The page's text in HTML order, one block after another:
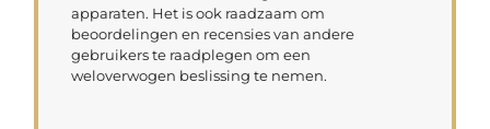
apparaten. Het is ook raadzaam om
beoordelingen en recensies van andere
gebruikers te raadplegen om een
weloverwogen beslissing te nemen.